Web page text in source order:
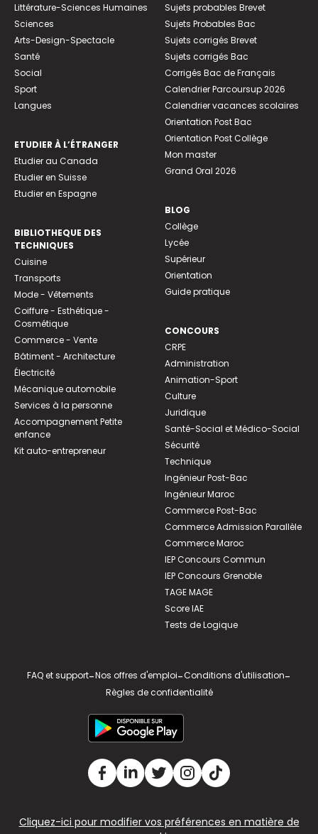
Littérature-Sciences Humaines
Sciences
Arts-Design-Spectacle
Santé
Social
Sport
Langues
ETUDIER À L’ÉTRANGER
Etudier au Canada
Etudier en Suisse
Etudier en Espagne
BIBLIOTHEQUE DES
TECHNIQUES
Cuisine
Transports
Mode - Vêtements
Coiffure - Esthétique -
Cosmétique
Commerce - Vente
Bâtiment - Architecture
Électricité
Mécanique automobile
Services à la personne
Accompagnement Petite
enfance
Kit auto-entrepreneur
Sujets probables Brevet
Sujets Probables Bac
Sujets corrigés Brevet
Sujets corrigés Bac
Corrigés Bac de Français
Calendrier Parcoursup 2026
Calendrier vacances scolaires
Orientation Post Bac
Orientation Post Collège
Mon master
Grand Oral 2026
BLOG
Collège
Lycée
Supérieur
Orientation
Guide pratique
CONCOURS
CRPE
Administration
Animation-Sport
Culture
Juridique
Santé-Social et Médico-Social
Sécurité
Technique
Ingénieur Post-Bac
Ingénieur Maroc
Commerce Post-Bac
Commerce Admission Parallèle
Commerce Maroc
IEP Concours Commun
IEP Concours Grenoble
TAGE MAGE
Score IAE
Tests de Logique
FAQ et support-Nos offres d'emploi-Conditions d'utilisation-
Règles de confidentialité
Cliquez-ici pour modifier vos préférences en matière de